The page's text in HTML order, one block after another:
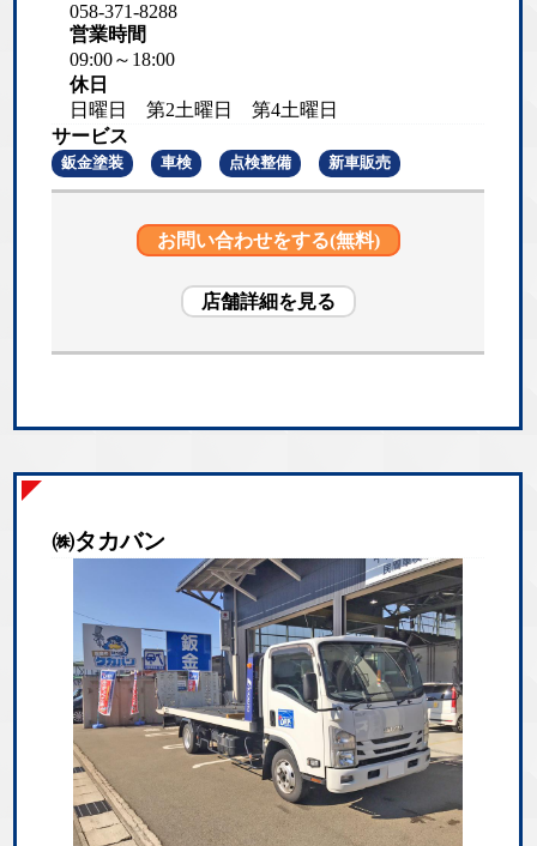
058-371-8288
営業時間
09:00～18:00
休日
日曜日 第2土曜日 第4土曜日
サービス
鈑金塗装 車検 点検整備 新車販売
お問い合わせをする(無料)
店舗詳細を見る
㈱タカバン